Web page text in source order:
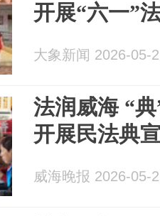
开展“六一”
大象新闻 2026-05-
法润威海 “
开展民法典
威海晚报 2026-05-